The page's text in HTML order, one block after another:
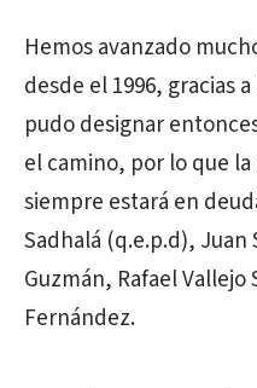
Hemos avanzado
desde el 1996, gracias
pudo designar
el camino, por lo que
siempre estará en
Sadhalá (q.e.p.d), Juan
Guzmán, Rafael Vallejo
Fernández.